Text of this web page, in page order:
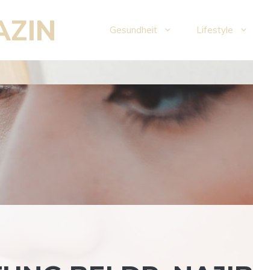
Gesundheit Lifestyle